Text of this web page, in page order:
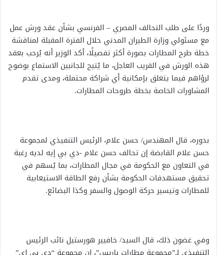
وردًا على طلب التحالف المصري – الفرنسي بشأن عقد ورش عمل
مع مسئولي وزارة الطيران المدني خلال الفترة المقبلة لمناقشة
خطة طرح المطارات بصورة أكثر تفصيلًا، أكد الوزير أنه يُرحب بعقد
هذه الورش في القريب العاجل، ما يُتيح للجانبين الاستماع بوضوح
لرؤاهم فيما يتعلق بإمكانية أي شراكة محتملة، ومدى تقدم
المشاورات الخاصة بخطة طروحات المطارات.
بدوره، قال المهندس/ حسن علام، الرئيس التنفيذي لمجموعة
حسن علام القابضة إن تحالف حسن علام -دي بي إيه لديه رغبة
في التعاون مع الحكومة في مجال المطارات، بما يُسهم في
تحقيق مستهدفات الحكومة بشأن رفع الطاقة الاستيعابية
للمطارات وتيسير حركة الوصول والسفر وكذا البضائع.
وفي غضون ذلك، قال السيد/ خافيير هورستيل نائب الرئيس